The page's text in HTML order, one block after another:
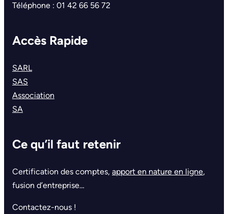
Téléphone : 01 42 66 56 72
Accès Rapide
SARL
SAS
Association
SA
Ce qu’il faut retenir
Certification des comptes, apport en nature en ligne,
fusion d’entreprise…
Contactez-nous !